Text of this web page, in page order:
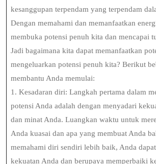
kesanggupan terpendam yang terpendam
Dengan memahami dan memanfaatkan
membuka potensi penuh kita dan mencapai
Jadi bagaimana kita dapat memanfaatkan
mengeluarkan potensi penuh kita? Berikut
membantu Anda memulai:
1. Kesadaran diri: Langkah pertama dalam
potensi Anda adalah dengan menyadari
dan minat Anda. Luangkan waktu untuk
Anda kuasai dan apa yang membuat Anda
memahami diri sendiri lebih baik, Anda
kekuatan Anda dan berupaya memperbaiki